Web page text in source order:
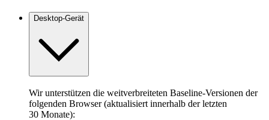
Desktop-Gerät
Wir unterstützen die weitverbreiteten Baseline-Versionen der
folgenden Browser (aktualisiert innerhalb der letzten
30 Monate):